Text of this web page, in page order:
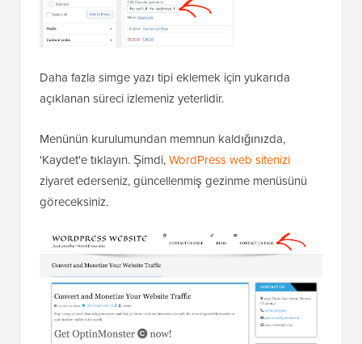
Daha fazla simge yazı tipi eklemek için yukarıda
açıklanan süreci izlemeniz yeterlidir.
Menünün kurulumundan memnun kaldığınızda,
'Kaydet'e tıklayın. Şimdi,WordPress web sitenizi
ziyaret ederseniz, güncellenmiş gezinme menüsünü
göreceksiniz.